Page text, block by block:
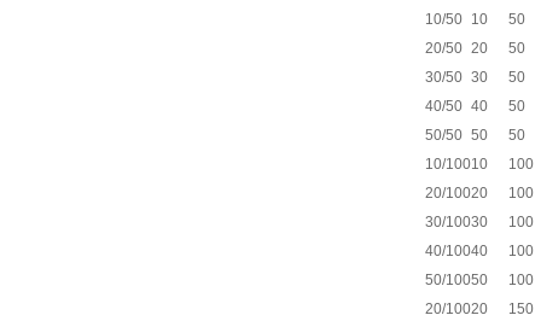
10/50
10
50
20/50 20
50
30/50 30
50
40/50 40
50
50/50 50
50
10/10010
100
20/10020
100
30/10030
100
40/10040
100
50/10050
100
20/10020
150